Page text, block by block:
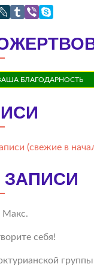
БЛАГОДАРНОСТЬ
(свежие в
Макс.
себя!